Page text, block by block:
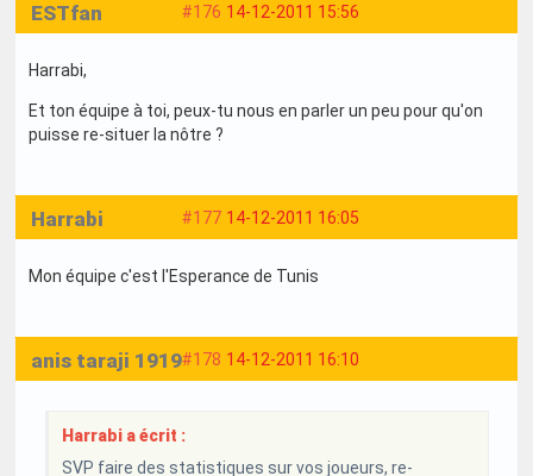
#176 14-12-2011 15:56
ESTfan
Harrabi,
Et ton équipe à toi, peux-tu nous en parler un peu pour qu'on
puisse re-situer la nôtre ?
#177 14-12-2011 16:05
Harrabi
Mon équipe c'est l'Esperance de Tunis
#178 14-12-2011 16:10
anis taraji 1919
Harrabi a écrit :
SVP faire des statistiques sur vos joueurs, re-